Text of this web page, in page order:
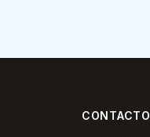
CONTACTO